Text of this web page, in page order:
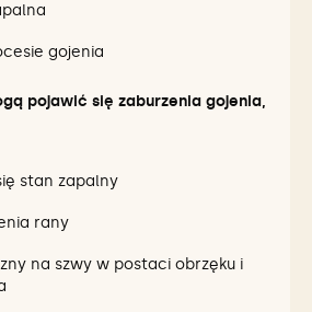
gojenia
pojawić się zaburzenia gojenia,
stan zapalny
rany
na szwy w postaci obrzęku i